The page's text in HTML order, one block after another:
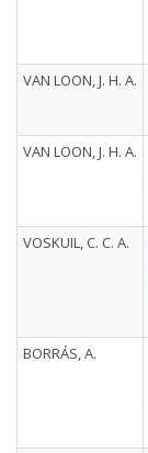
VAN LOON, J. H. A.
VAN LOON, J. H. A.
VOSKUIL, C. C. A.
BORRÁS, A.